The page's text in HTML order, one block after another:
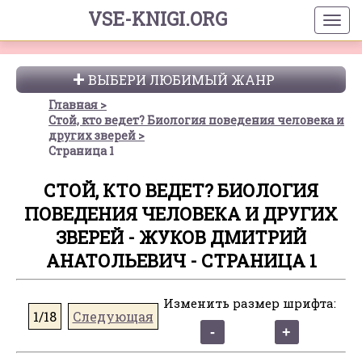
VSE-KNIGI.ORG
ВЫБЕРИ ЛЮБИМЫЙ ЖАНР
Главная
Стой, кто ведет? Биология поведения человека и
других зверей
Страница 1
СТОЙ, КТО ВЕДЕТ? БИОЛОГИЯ
ПОВЕДЕНИЯ ЧЕЛОВЕКА И ДРУГИХ
ЗВЕРЕЙ - ЖУКОВ ДМИТРИЙ
АНАТОЛЬЕВИЧ - СТРАНИЦА 1
1/18 Следующая
Изменить размер шрифта: